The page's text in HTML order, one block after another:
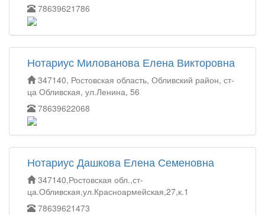
78639621786
Нотариус Милованова Елена Викторовна
347140, Ростовская область, Обливский район, ст-
ца Обливская, ул.Ленина, 56
78639622068
Нотариус Дашкова Елена Семеновна
347140,Ростовская обл.,ст-
ца.Обливская,ул.Красноармейская,27,к.1
78639621473